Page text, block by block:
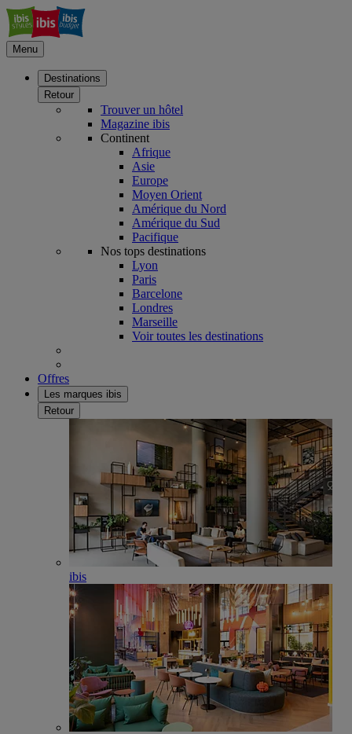
Menu
Destinations
Retour
Trouver un hôtel
Magazine ibis
Continent
Afrique
Asie
Europe
Moyen Orient
Amérique du Nord
Amérique du Sud
Pacifique
Nos tops destinations
Lyon
Paris
Barcelone
Londres
Marseille
Voir toutes les destinations
Offres
Les marques ibis
Retour
ibis